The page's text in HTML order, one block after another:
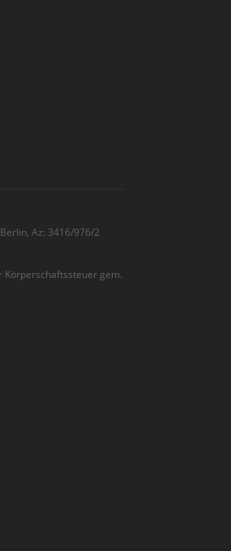
Az: 3416/976/2
Körperschaftssteuer gem.